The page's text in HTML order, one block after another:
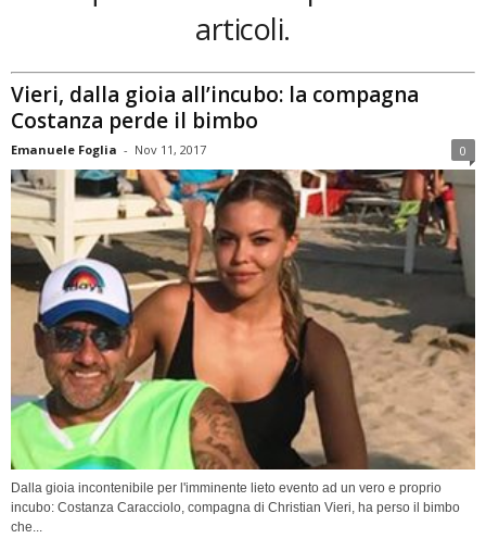
articoli.
Vieri, dalla gioia all’incubo: la compagna
Costanza perde il bimbo
Emanuele Foglia - Nov 11, 2017 0
Dalla gioia incontenibile per l'imminente lieto evento ad un vero e proprio
incubo: Costanza Caracciolo, compagna di Christian Vieri, ha perso il bimbo
che...